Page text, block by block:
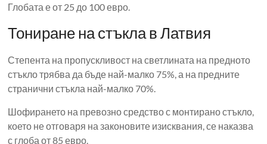
Глобата е от 25 до 100 евро.
Тониране на стъкла в Латвия
Степента на пропускливост на светлината на предното
стъкло трябва да бъде най-малко 75%, а на предните
странични стъкла най-малко 70%.
Шофирането на превозно средство с монтирано стъкло,
което не отговаря на законовите изисквания, се наказва
с глоба от 85 евро.